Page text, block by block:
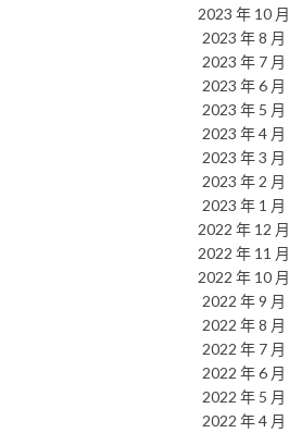
2023 年 10 月
2023 年 8 月
2023 年 7 月
2023 年 6 月
2023 年 5 月
2023 年 4 月
2023 年 3 月
2023 年 2 月
2023 年 1 月
2022 年 12 月
2022 年 11 月
2022 年 10 月
2022 年 9 月
2022 年 8 月
2022 年 7 月
2022 年 6 月
2022 年 5 月
2022 年 4 月